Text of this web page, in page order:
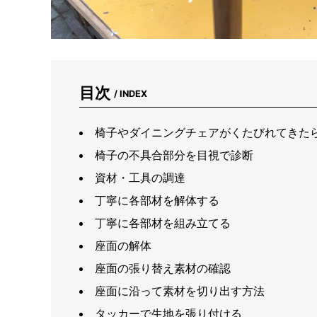
目次 / INDEX
椅子やダイニングチェアがくたびれてきた
椅子の不具合部分を目視で診断
資材・工具の調達
丁寧に各部材を解体する
丁寧に各部材を組み立てる
座面の解体
座面の張り替え素材の確認
座面に沿って素材を切り出す方法
タッカーで生地を張り付ける